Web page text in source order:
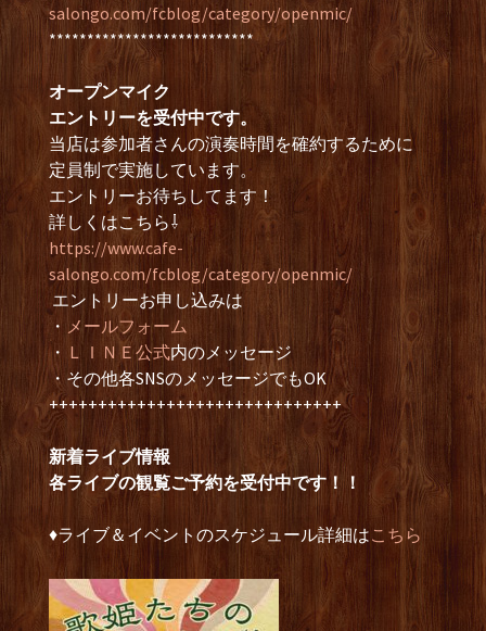
salongo.com/fcblog/category/openmic/
***************************
オープンマイク
エントリーを受付中です。
当店は参加者さんの演奏時間を確約するために
定員制で実施しています。
エントリーお待ちしてます！
詳しくはこちら⇩
https://www.cafe-
salongo.com/fcblog/category/openmic/
エントリーお申し込みは
・ メールフォーム
・ ＬＩＮＥ公式内のメッセージ
・その他各SNSのメッセージでもOK
++++++++++++++++++++++++++++++
新着ライブ情報
各ライブの観覧ご予約を受付中です！！
♦︎ライブ＆イベントのスケジュール詳細はこちら